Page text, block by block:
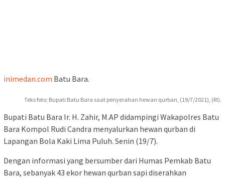
inimedan.com Batu Bara.
Teks foto; Bupati Batu Bara saat penyerahan hewan qurban, (19/7/2021), (RI).
Bupati Batu Bara Ir. H. Zahir, M.AP didampingi Wakapolres Batu
Bara Kompol Rudi Candra menyalurkan hewan qurban di
Lapangan Bola Kaki Lima Puluh. Senin (19/7).
Dengan informasi yang bersumber dari Humas Pemkab Batu
Bara, sebanyak 43 ekor hewan qurban sapi diserahkan